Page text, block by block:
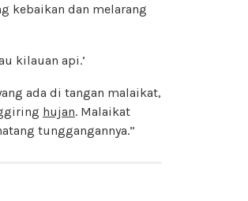
kebaikan dan melarang
kilauan api.’
ada di tangan malaikat,
hujan. Malaikat
tunggangannya.”